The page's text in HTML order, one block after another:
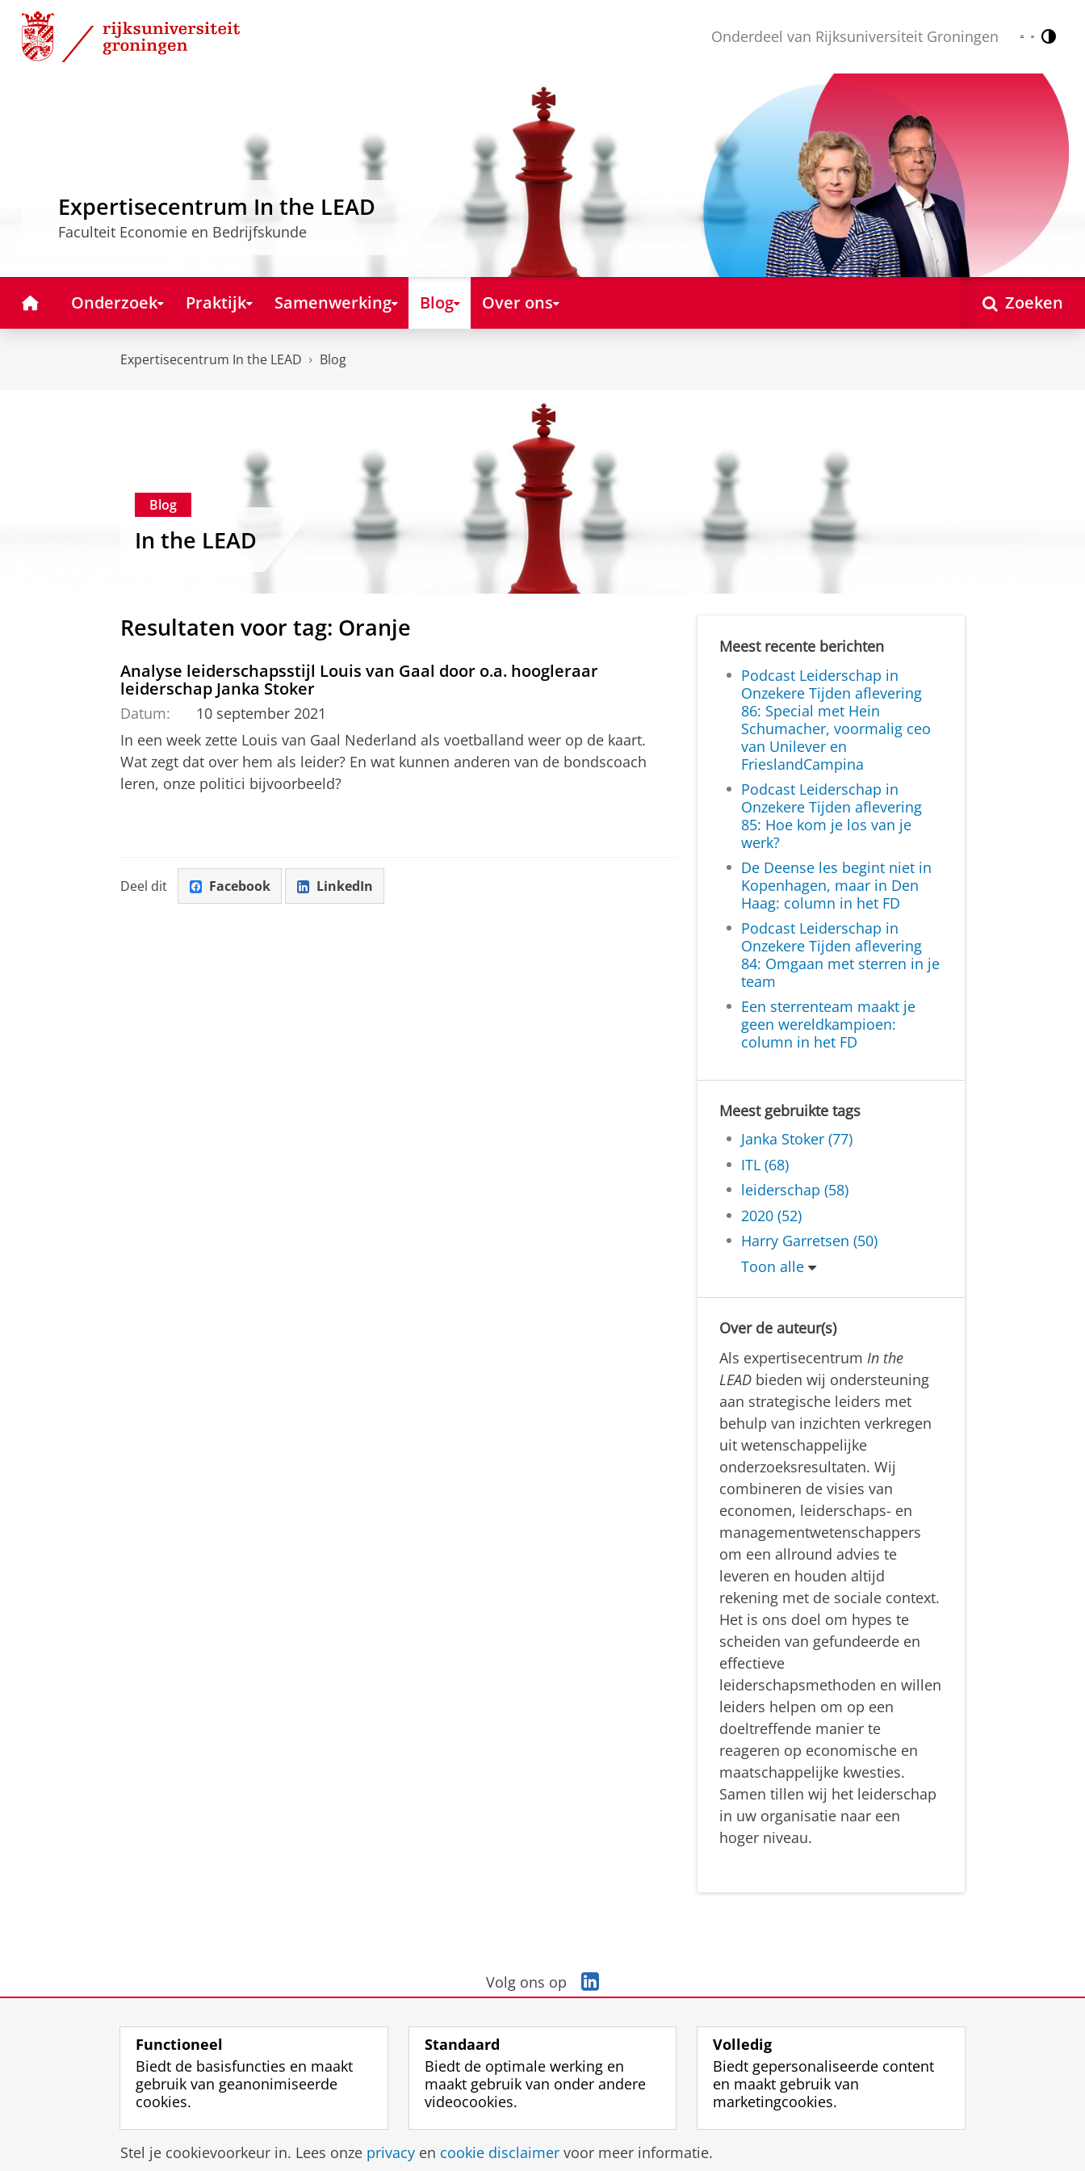
Skip
Content
Skip
Navigation
Onderdeel van Rijksuniversiteit Groningen Nederlands
English
Expertisecentrum In the LEAD
Faculteit Economie en Bedrijfskunde
HomeOnderzoek Praktijk Samenwerking Blog Over ons Zoeken
Expertisecentrum In the LEAD Blog
Blog
In the LEAD
Resultaten voor tag: Oranje
Analyse leiderschapsstijl Louis van Gaal door o.a. hoogleraar
leiderschap Janka Stoker
Datum:
10 september 2021
In een week zette Louis van Gaal Nederland als voetballand weer op de kaart.
Wat zegt dat over hem als leider? En wat kunnen anderen van de bondscoach
leren, onze politici bijvoorbeeld?
Deel dit Facebook LinkedIn
Meest recente berichten
Podcast Leiderschap in
Onzekere Tijden aflevering
86: Special met Hein
Schumacher, voormalig ceo
van Unilever en
FrieslandCampina
Podcast Leiderschap in
Onzekere Tijden aflevering
85: Hoe kom je los van je
werk?
De Deense les begint niet in
Kopenhagen, maar in Den
Haag: column in het FD
Podcast Leiderschap in
Onzekere Tijden aflevering
84: Omgaan met sterren in je
team
Een sterrenteam maakt je
geen wereldkampioen:
column in het FD
Meest gebruikte tags
Janka Stoker (77)
ITL (68)
leiderschap (58)
2020 (52)
Harry Garretsen (50)
Toon alle
Over de auteur(s)
Als expertisecentrumIn the
LEAD bieden wij ondersteuning
aan strategische leiders met
behulp van inzichten verkregen
uit wetenschappelijke
onderzoeksresultaten. Wij
combineren de visies van
economen, leiderschaps- en
managementwetenschappers
om een allround advies te
leveren en houden altijd
rekening met de sociale context.
Het is ons doel om hypes te
scheiden van gefundeerde en
effectieve
leiderschapsmethoden en willen
leiders helpen om op een
doeltreffende manier te
reageren op economische en
maatschappelijke kwesties.
Samen tillen wij het leiderschap
in uw organisatie naar een
hoger niveau.
Volg ons op
i
d
I
a
Disclaimer & Copyright Privacy Cookies Inloggen
Functioneel
Biedt de basisfuncties en maakt
gebruik van geanonimiseerde
cookies.
Standaard
Biedt de optimale werking en
maakt gebruik van onder andere
videocookies.
Volledig
Biedt gepersonaliseerde content
en maakt gebruik van
marketingcookies.
Stel je cookievoorkeur in. Lees onze privacy en cookie disclaimer voor meer informatie.